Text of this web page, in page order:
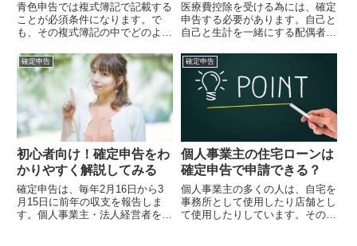
青色申告では複式簿記で記載する
ことが必須条件になります。で
も、その複式簿記の中でどのよう
定科目ってありますよね。しょっ
ちゅう使うわけでもない
し・・・。私が困った経験がある
よくわからない勘定科目について
解説してみ...
医療費控除を受ける為には、確定
申告する必要があります。自己と
自己と生計を一緒にする配偶者や
の医療費控除になる対象の条件そ
の年の1月1日から12月31日まで
の間に支払った医療費が対象にな
ります。金額医療費控除の対...
確定申告
初心者向け！確定申告をわ
かりやすく解説してみる
確定申告は、毎年2月16日から3
月15日に前年の収支を報告しま
す。個人事業主・法人経営者をは
確定申告
個人事業主の住宅ローンは
確定申告で申請できる？
個人事業主の多くの人は、自宅を
事務所として使用したり店舗とし
て使用したりしています。その場